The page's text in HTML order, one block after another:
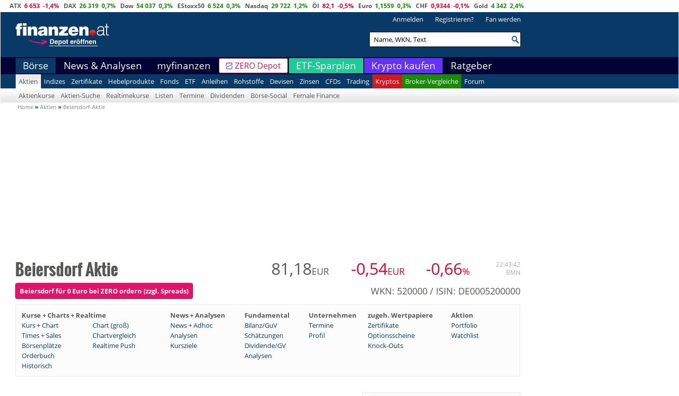
ATX 6 653 -1,4% DAX 26 319 0,7% Dow 54 037 0,3% EStoxx50 6 524 0,3% Nasdaq 29 722 1,2% Öl 82,1 -0,5% Euro 1,1559 0,3% CHF 0,9344 -0,1% Gold 4 342 2,4%
Anmelden Registrieren? Fan werden
Börse News & Analysen myfinanzen ZERO Depot ETF-Sparplan Krypto kaufen Ratgeber
Aktien Indizes Zertifikate Hebelprodukte Fonds ETF Anleihen Rohstoffe Devisen Zinsen CFDs Trading Kryptos Broker-Vergleiche
Forum
Aktienkurse
Aktien-Suche Realtimekurse Listen Termine Dividenden Börse-Social Female Finance
Home » Aktien » Beiersdorf-Aktie
Beiersdorf Aktie 81,18EUR -0,54EUR -0,66%
22:43:42
BMN
Beiersdorf für 0 Euro bei ZERO ordern (zzgl. Spreads) WKN: 520000 / ISIN: DE0005200000
Kurse + Charts + Realtime News + Analysen Fundamental Unternehmen zugeh. Wertpapiere
Aktion
Kurs + Chart
Chart (groß) News + Adhoc Bilanz/GuV Termine Zertifikate
Portfolio
Times + Sales
Chartvergleich Analysen Schätzungen Profil Optionsscheine
Watchlist
Börsenplätze
Realtime Push Kursziele Dividende/GV
Knock-Outs
Orderbuch
Analysen
Historisch